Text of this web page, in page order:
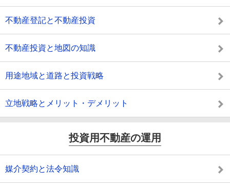
不動産登記と不動産投資
不動産投資と地図の知識
用途地域と道路と投資戦略
立地戦略とメリット・デメリット
投資用不動産の運用
媒介契約と法令知識